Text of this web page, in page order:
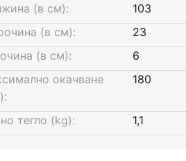
(в см):
103
(в см):
23
(в см):
6
окачване
180
тегло (kg): 1,1